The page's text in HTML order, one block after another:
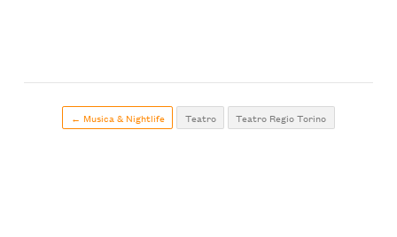
← Musica & Nightlife Teatro Teatro Regio Torino